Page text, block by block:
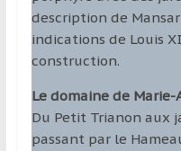
description de
indications de Louis
construction.
Le domaine de
Du Petit Trianon aux
passant par le